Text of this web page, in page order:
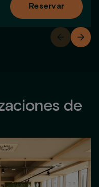
Reservar
de